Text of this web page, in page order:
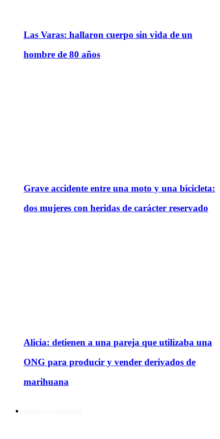
Las Varas: hallaron cuerpo sin vida de un
hombre de 80 años
Grave accidente entre una moto y una bicicleta:
dos mujeres con heridas de carácter reservado
Alicia: detienen a una pareja que utilizaba una
ONG para producir y vender derivados de
marihuana